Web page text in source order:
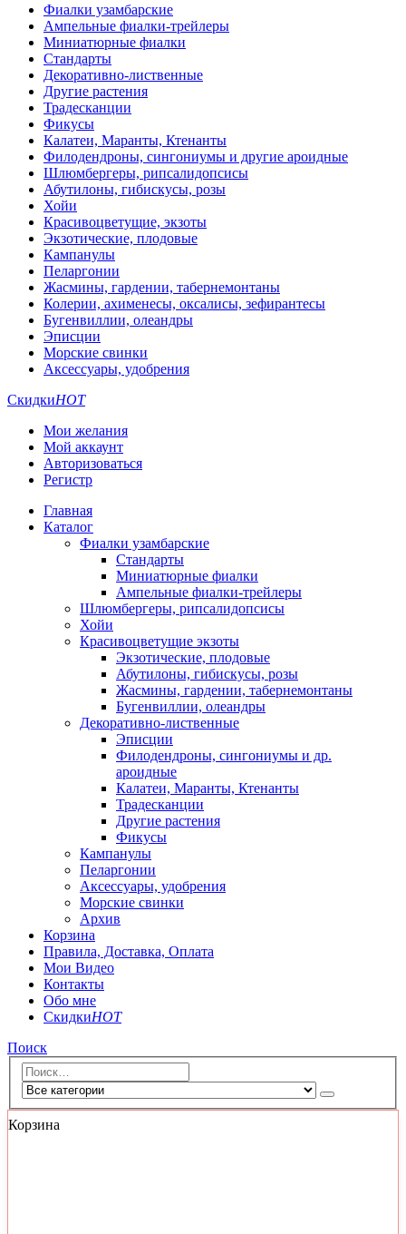
Фиалки узамбарские
Ампельные фиалки-трейлеры
Миниатюрные фиалки
Стандарты
Декоративно-лиственные
Другие растения
Традесканции
Фикусы
Калатеи, Маранты, Ктенанты
Филодендроны, сингониумы и другие ароидные
Шлюмбергеры, рипсалидопсисы
Абутилоны, гибискусы, розы
Хойи
Красивоцветущие, экзоты
Экзотические, плодовые
Кампанулы
Пеларгонии
Жасмины, гардении, табернемонтаны
Колерии, ахименесы, оксалисы, зефирантесы
Бугенвиллии, олеандры
Эписции
Морские свинки
Аксессуары, удобрения
СкидкиHOT
Мои желания
Мой аккаунт
Авторизоваться
Регистр
Главная
Каталог
Фиалки узамбарские
Стандарты
Миниатюрные фиалки
Ампельные фиалки-трейлеры
Шлюмбергеры, рипсалидопсисы
Хойи
Красивоцветущие экзоты
Экзотические, плодовые
Абутилоны, гибискусы, розы
Жасмины, гардении, табернемонтаны
Бугенвиллии, олеандры
Декоративно-лиственные
Эписции
Филодендроны, сингониумы и др.
ароидные
Калатеи, Маранты, Ктенанты
Традесканции
Другие растения
Фикусы
Кампанулы
Пеларгонии
Аксессуары, удобрения
Морские свинки
Архив
Корзина
Правила, Доставка, Оплата
Мои Видео
Контакты
Обо мне
СкидкиHOT
Поиск
Корзина